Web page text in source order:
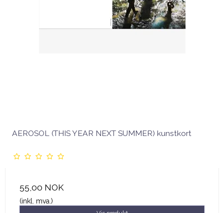
AEROSOL (THIS YEAR NEXT SUMMER) kunstkort
55,00 NOK
(inkl. mva.)